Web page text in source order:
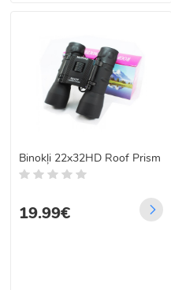
Binokļi 22x32HD Roof Prism
19.99€